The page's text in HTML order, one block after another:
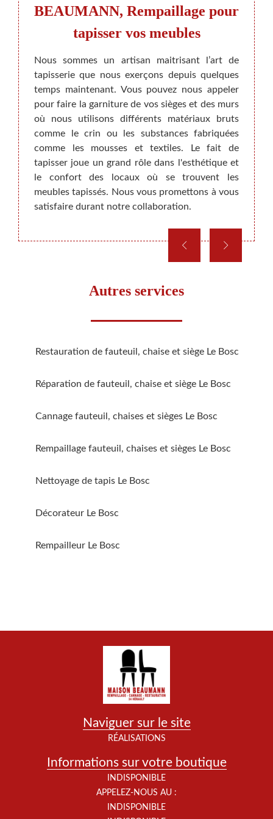
tous
est
été
bon
les
vos
BEAUMANN, Rempaillage pour
tapisser vos meubles
Nous sommes un artisan maitrisant l’art de
tapisserie que nous exerçons depuis quelques
temps maintenant. Vous pouvez nous appeler
pour faire la garniture de vos sièges et des murs
où nous utilisons différents matériaux bruts
comme le crin ou les substances fabriquées
comme les mousses et textiles. Le fait de
tapisser joue un grand rôle dans l'esthétique et
le confort des locaux où se trouvent les
meubles tapissés. Nous vous promettons à vous
satisfaire durant notre collaboration.
un
de
Autres services
Restauration de fauteuil, chaise et siège Le Bosc
Réparation de fauteuil, chaise et siège Le Bosc
Cannage fauteuil, chaises et sièges Le Bosc
Rempaillage fauteuil, chaises et sièges Le Bosc
Nettoyage de tapis Le Bosc
Décorateur Le Bosc
Rempailleur Le Bosc
Naviguer sur le site
RÉALISATIONS
Informations sur votre boutique
INDISPONIBLE
APPELEZ-NOUS AU :
INDISPONIBLE